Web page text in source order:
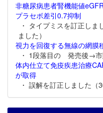
非糖尿病患者腎機能値
プラセボ差引0.7抑制
・ タイプミスを訂正し
ました）
視力を回復する無線の網膜
・ 1段落目の 発売後→
体内仕立て免疫疾患治療
が取得
・ 誤解を訂正しました（